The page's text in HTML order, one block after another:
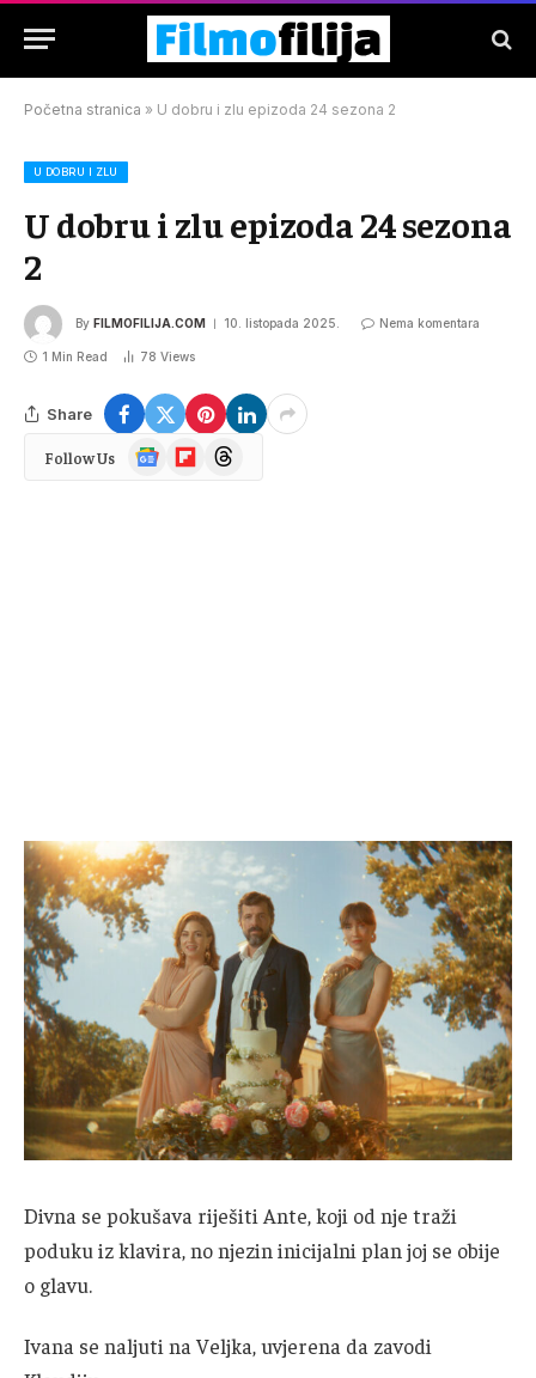
Početna stranica » U dobru i zlu epizoda 24 sezona 2
U DOBRU I ZLU
U dobru i zlu epizoda 24 sezona
2
By FILMOFILIJA.COM 10. listopada 2025. Nema komentara
1 Min Read 78 Views
Share
Follow Us
Google
News
FlipboardThreads
Divna se pokušava riješiti Ante, koji od nje traži
poduku iz klavira, no njezin inicijalni plan joj se obije
o glavu.
Ivana se naljuti na Veljka, uvjerena da zavodi